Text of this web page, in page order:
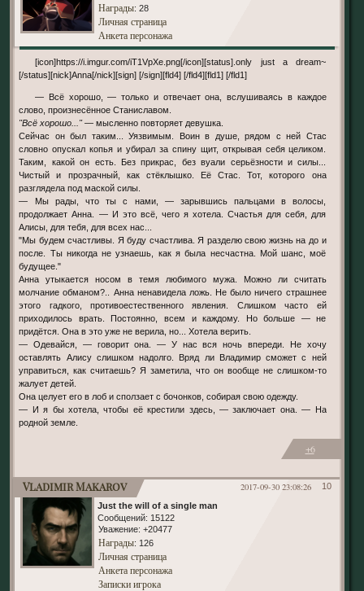
Награды: 28
Личная страница
Анкета персонажа
[icon]https://i.imgur.com/iT1VpXe.png[/icon][status].only just a dream~
[/status][nick]Anna[/nick][sign] [/sign][fld4] [/fld4][fld1] [/fld1]
— Всё хорошо, — только и отвечает она, вслушиваясь в каждое
слово, произнесённое Станиславом.
"Всё хорошо..."— мысленно повторяет девушка.
Сейчас он был таким... Уязвимым. Воин в душе, рядом с ней Стас
словно опускал копья и убирал за спину щит, открывая себя целиком.
Таким, какой он есть. Без прикрас, без вуали серьёзности и силы...
Чистый и прозрачный, как стёклышко. Её Стас. Тот, которого она
разглядела под маской силы.
— Мы рады, что ты с нами, — зарывшись пальцами в волосы,
продолжает Анна. — И это всё, чего я хотела. Счастья для себя, для
Алисы, для тебя, для всех нас...
"Мы будем счастливы. Я буду счастлива. Я разделю свою жизнь на до и
после. Ты никогда не узнаешь, как я была несчастна. Мой шанс, моё
будущее."
Анна утыкается носом в темя любимого мужа. Можно ли считать
молчание обманом?.. Анна ненавидела ложь. Не было ничего страшнее
этого гадкого, противоестественного явления. Слишком часто ей
приходилось врать. Постоянно, всем и каждому. Но больше — не
придётся. Она в это уже не верила, но... Хотела верить.
— Одевайся, — говорит она. — У нас вся ночь впереди. Не хочу
оставлять Алису слишком надолго. Вряд ли Владимир сможет с ней
управиться, как считаешь? Я заметила, что он вообще не слишком-то
жалует детей.
Она целует его в лоб и сползает с бочонков, собирая свою одежду.
— И я бы хотела, чтобы её крестили здесь, — заключает она. — На
родной земле.
+6
10
2017-09-30 23:08:26
Vladimir Makarov
Just the will of a single man
Сообщений: 15122
Уважение: +20477
Награды: 126
Личная страница
Анкета персонажа
Записки игрока